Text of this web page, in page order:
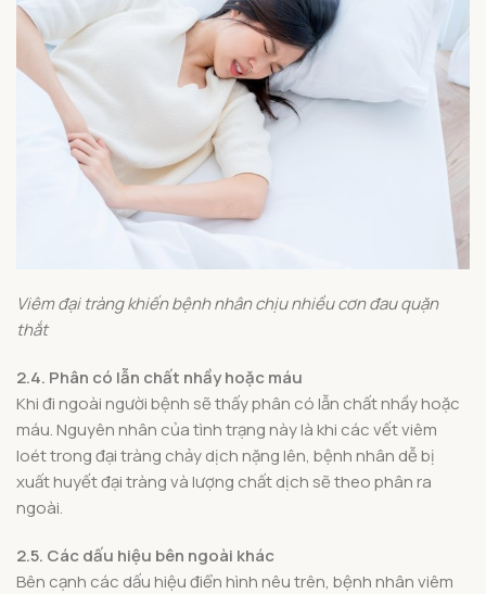
Viêm đại tràng khiến bệnh nhân chịu nhiều cơn đau quặn
thắt
2.4. Phân có lẫn chất nhầy hoặc máu
Khi đi ngoài người bệnh sẽ thấy phân có lẫn chất nhầy hoặc
máu. Nguyên nhân của tình trạng này là khi các vết viêm
loét trong đại tràng chảy dịch nặng lên, bệnh nhân dễ bị
xuất huyết đại tràng và lượng chất dịch sẽ theo phân ra
ngoài.
2.5. Các dấu hiệu bên ngoài khác
Bên cạnh các dấu hiệu điển hình nêu trên, bệnh nhân viêm